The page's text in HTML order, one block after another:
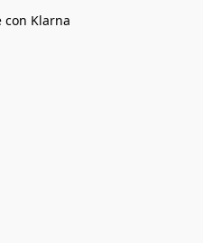
con Klarna